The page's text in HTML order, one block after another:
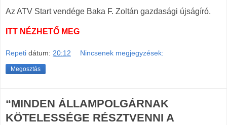
Az ATV Start vendége Baka F. Zoltán gazdasági újságíró.
ITT NÉZHETŐ MEG
Repeti dátum: 20:12 Nincsenek megjegyzések:
Megosztás
“MINDEN ÁLLAMPOLGÁRNAK
KÖTELESSÉGE RÉSZTVENNI A